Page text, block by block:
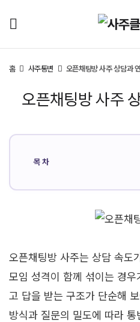
홈 사주통변 오픈채팅방 사주 상담과
오픈채팅방 사주
목차
오픈채팅방 사주는 상담 속도
모임 성격이 함께 섞이는 경
고 답을 받는 구조가 단순해
방식과 질문의 밀도에 따라